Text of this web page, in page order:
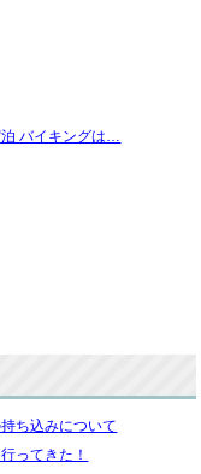
バイキングは…
ち込みについて
ってきた！